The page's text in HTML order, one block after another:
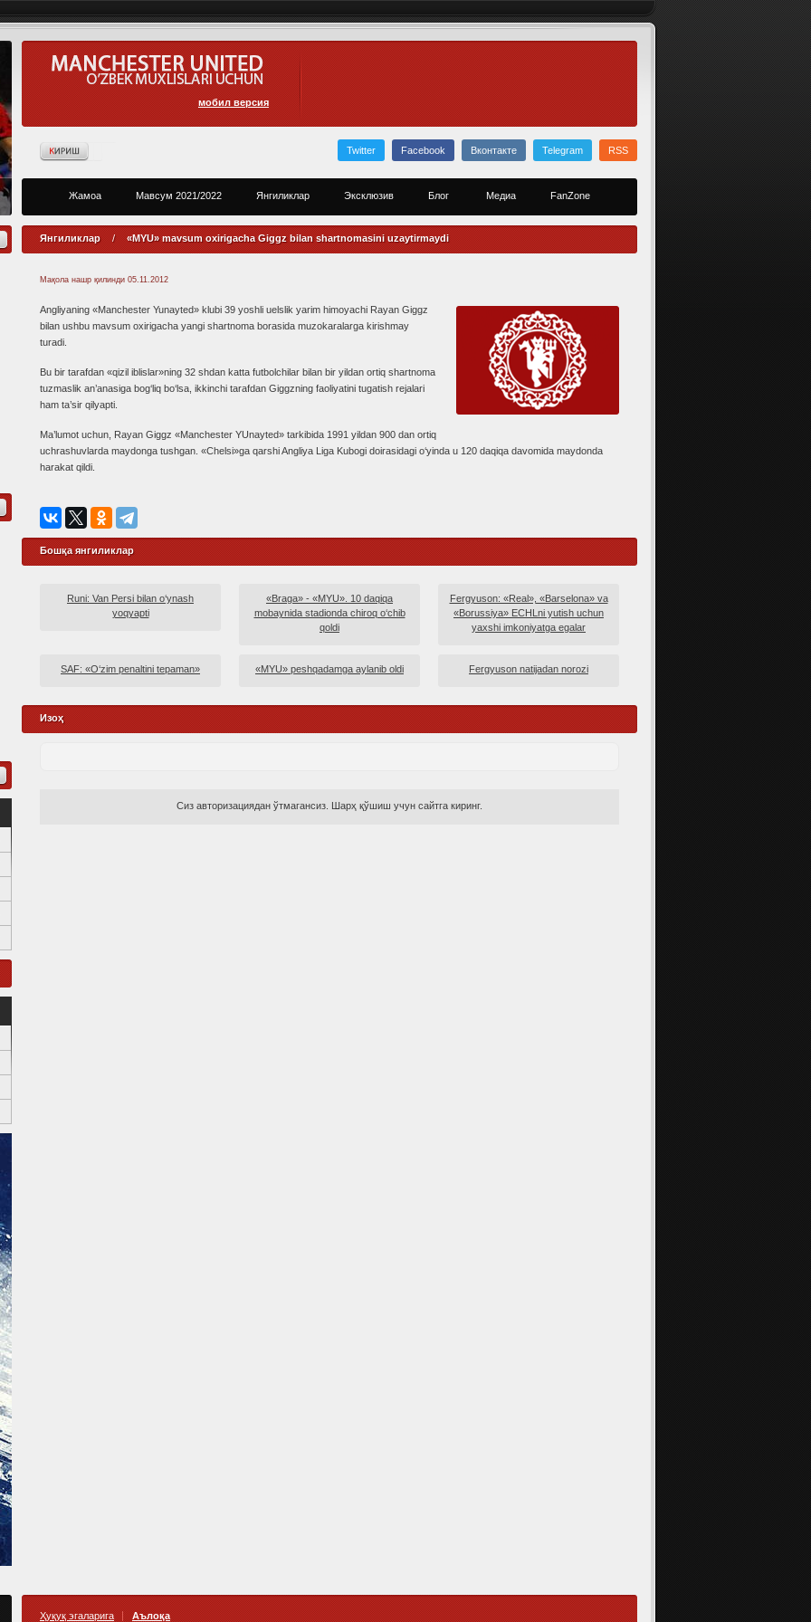
мобил версия
Twitter Facebook Вконтакте Telegram RSS
Жамоа Мавсум 2021/2022 Янгиликлар Эксклюзив Блог Медиа FanZone
Янгиликлар / «MYU» mavsum oxirigacha Giggz bilan shartnomasini uzaytirmaydi
Мақола нашр қилинди 05.11.2012
Angliyaning «Manchester Yunayted» klubi 39 yoshli uelslik yarim himoyachi Rayan Giggz
bilan ushbu mavsum oxirigacha yangi shartnoma borasida muzokaralarga kirishmay
turadi.
Bu bir tarafdan «qizil iblislar»ning 32 shdan katta futbolchilar bilan bir yildan ortiq shartnoma
tuzmaslik an’anasiga bog‘liq bo‘lsa, ikkinchi tarafdan Giggzning faoliyatini tugatish rejalari
ham ta’sir qilyapti.
Ma’lumot uchun, Rayan Giggz «Manchester YUnayted» tarkibida 1991 yildan 900 dan ortiq
uchrashuvlarda maydonga tushgan. «Chelsi»ga qarshi Angliya Liga Kubogi doirasidagi o‘yinda u 120 daqiqa davomida maydonda
harakat qildi.
Бошқа янгиликлар
Runi: Van Persi bilan o‘ynash
yoqyapti
«Braga» - «MYU». 10 daqiqa
mobaynida stadionda chiroq o‘chib
qoldi
Fergyuson: «Real», «Barselona» va
«Borussiya» ECHLni yutish uchun
yaxshi imkoniyatga egalar
SAF: «O‘zim penaltini tepaman» «MYU» peshqadamga aylanib oldi Fergyuson natijadan norozi
Изоҳ
Сиз авторизациядан ўтмагансиз. Шарҳ қўшиш учун сайтга киринг.
Ҳуқуқ эгаларига Аълоқа